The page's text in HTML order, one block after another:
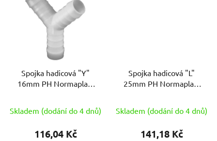
Spojka hadicová "Y"
16mm PH Normaplast
Skladem (dodání do 4 dnů)
116,04 Kč
Spojka hadicová "L"
25mm PH Normaplast
Skladem (dodání do 4 dnů)
141,18 Kč